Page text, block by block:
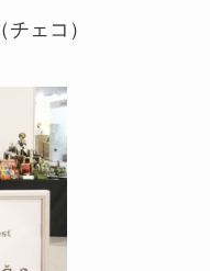
（チェコ）